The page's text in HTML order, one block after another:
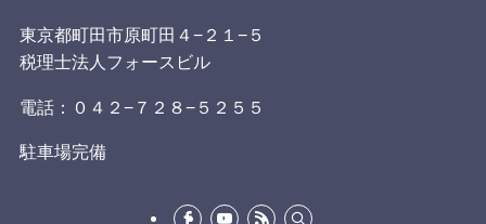
東京都町田市原町田４−２１−５
税理士法人フォースビル
電話：０４２−７２８−５２５５
駐車場完備